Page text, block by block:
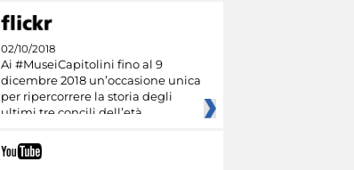
02/10/2018
Ai #MuseiCapitolini fino al 9
dicembre 2018 un’occasione unica
per ripercorrere la storia degli
ultimi tre concili dell’età